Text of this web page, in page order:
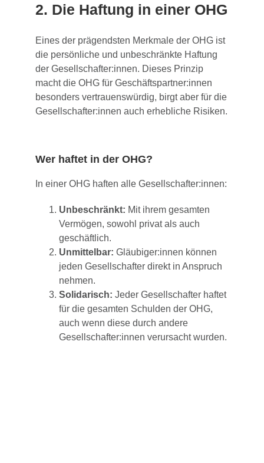
2. Die Haftung in einer OHG
Eines der prägendsten Merkmale der OHG ist
die persönliche und unbeschränkte Haftung
der Gesellschafter:innen. Dieses Prinzip
macht die OHG für Geschäftspartner:innen
besonders vertrauenswürdig, birgt aber für die
Gesellschafter:innen auch erhebliche Risiken.
Wer haftet in der OHG?
In einer OHG haften alle Gesellschafter:innen:
Unbeschränkt: Mit ihrem gesamten
Vermögen, sowohl privat als auch
geschäftlich.
Unmittelbar: Gläubiger:innen können
jeden Gesellschafter direkt in Anspruch
nehmen.
Solidarisch: Jeder Gesellschafter haftet
für die gesamten Schulden der OHG,
auch wenn diese durch andere
Gesellschafter:innen verursacht wurden.